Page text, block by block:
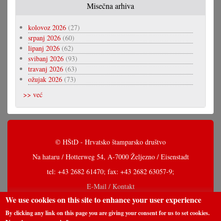
Misečna arhiva
kolovoz 2026 (27)
srpanj 2026 (60)
lipanj 2026 (62)
svibanj 2026 (93)
travanj 2026 (63)
ožujak 2026 (73)
>> već
© HŠtD - Hrvatsko štamparsko društvo
Na hataru / Hotterweg 54, A-7000 Željezno / Eisenstadt
tel: +43 2682 61470; fax: +43 2682 63057-9;
E-Mail / Kontakt
We use cookies on this site to enhance your user experience
By clicking any link on this page you are giving your consent for us to set cookies.